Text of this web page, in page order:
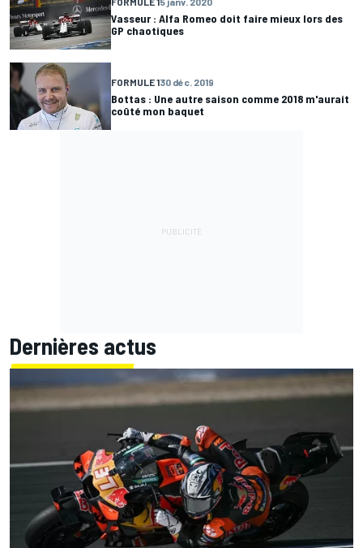
Vasseur : Alfa Romeo doit faire mieux lors des
GP chaotiques
FORMULE 130 déc. 2019
Bottas : Une autre saison comme 2018 m'aurait
coûté mon baquet
Dernières actus